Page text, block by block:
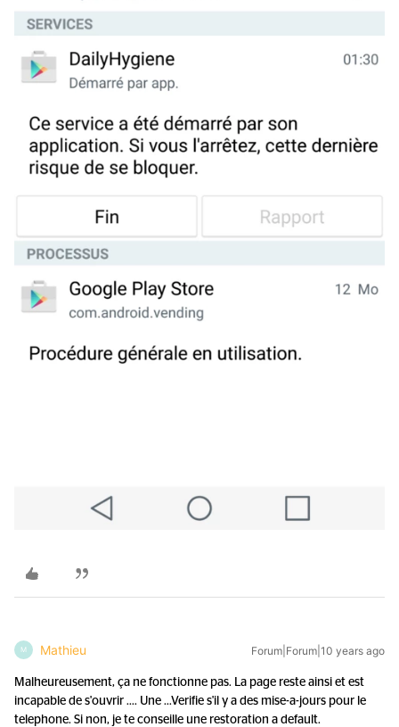
M Mathieu Forum|Forum|10 years ago
Malheureusement, ça ne fonctionne pas. La page reste ainsi et est
incapable de s'ouvrir .... Une ...Verifie s'il y a des mise-a-jours pour le
telephone. Si non, je te conseille une restoration a default.